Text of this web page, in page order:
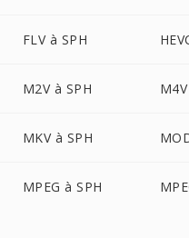
FLV à SPH
M2V à SPH
MKV à SPH
MPEG à SPH